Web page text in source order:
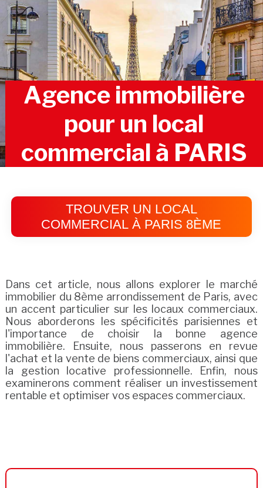
Agence immobilière
pour un local
commercial à PARIS
TROUVER UN LOCAL
COMMERCIAL À PARIS 8ÈME
Dans cet article, nous allons explorer le marché
immobilier du 8ème arrondissement de Paris, avec
un accent particulier sur les locaux commerciaux.
Nous aborderons les spécificités parisiennes et
l'importance de choisir la bonne agence
immobilière. Ensuite, nous passerons en revue
l'achat et la vente de biens commerciaux, ainsi que
la gestion locative professionnelle. Enfin, nous
examinerons comment réaliser un investissement
rentable et optimiser vos espaces commerciaux.